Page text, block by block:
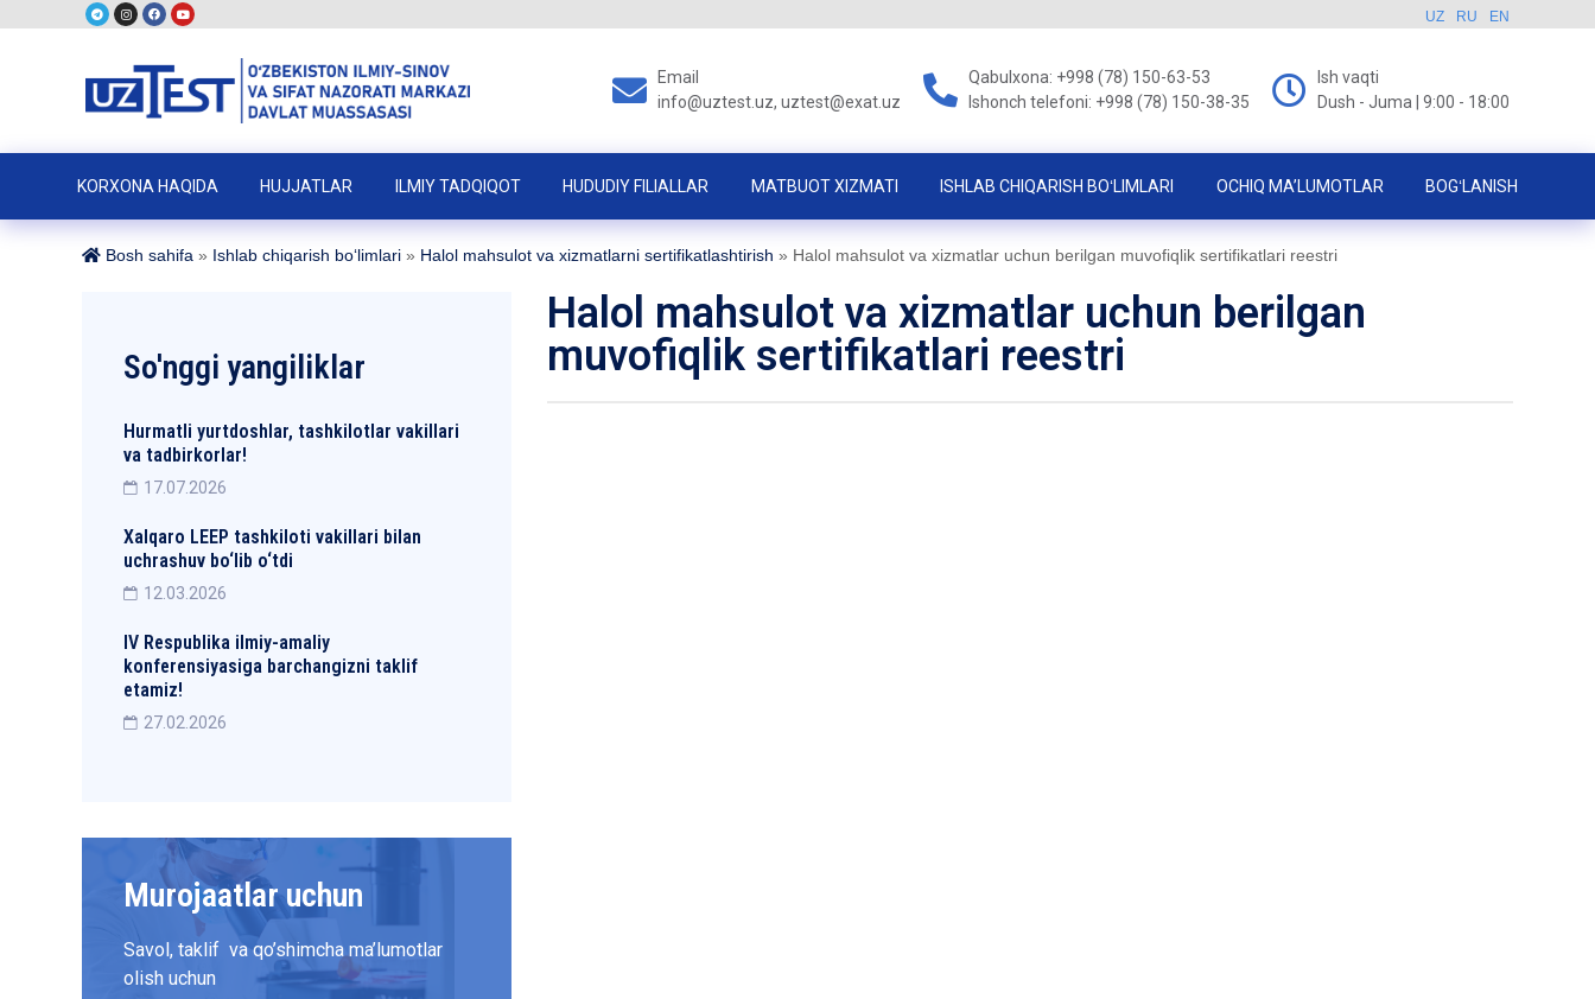
UZ RU EN
Email
info@uztest.uz, uztest@exat.uz
Qabulxona: +998 (78) 150-63-53
Ishonch telefoni: +998 (78) 150-38-35
Ish vaqti
Dush - Juma | 9:00 - 18:00
KORXONA HAQIDA HUJJATLAR ILMIY TADQIQOT HUDUDIY FILIALLAR MATBUOT XIZMATI ISHLAB CHIQARISH BOʻLIMLARI OCHIQ MA’LUMOTLAR BOGʻLANISH
Bosh sahifa » Ishlab chiqarish boʻlimlari » Halol mahsulot va xizmatlarni sertifikatlashtirish » Halol mahsulot va xizmatlar uchun berilgan muvofiqlik sertifikatlari reestri
So'nggi yangiliklar
Hurmatli yurtdoshlar, tashkilotlar vakillari
va tadbirkorlar!
17.07.2026
Xalqaro LEEP tashkiloti vakillari bilan
uchrashuv bo‘lib o‘tdi
12.03.2026
IV Respublika ilmiy-amaliy
konferensiyasiga barchangizni taklif
etamiz!
27.02.2026
Murojaatlar uchun
Savol, taklif va qo’shimcha ma’lumotlar
olish uchun
Halol mahsulot va xizmatlar uchun berilgan
muvofiqlik sertifikatlari reestri